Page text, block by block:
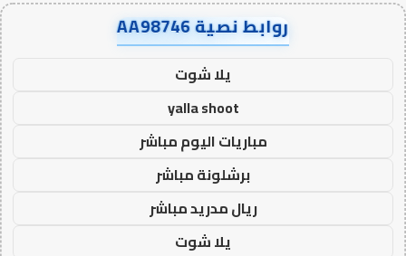
روابط نصية AA98746
يلا شوت
yalla shoot
مباريات اليوم مباشر
برشلونة مباشر
ريال مدريد مباشر
يلا شوت